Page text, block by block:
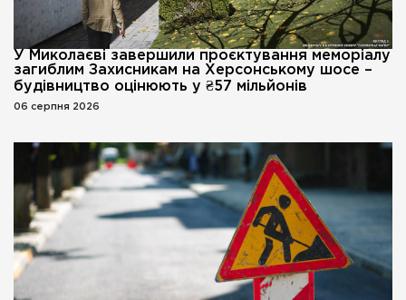
У Миколаєві завершили проєктування меморіалу
загиблим Захисникам на Херсонському шосе –
будівництво оцінюють у ₴57 мільйонів
06 серпня 2026